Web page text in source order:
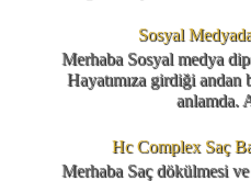
Sosyal
Merhaba Sosyal medya
Hayatımıza girdiği andan
anlamda.
Hc Complex Saç
Merhaba Saç dökülmesi